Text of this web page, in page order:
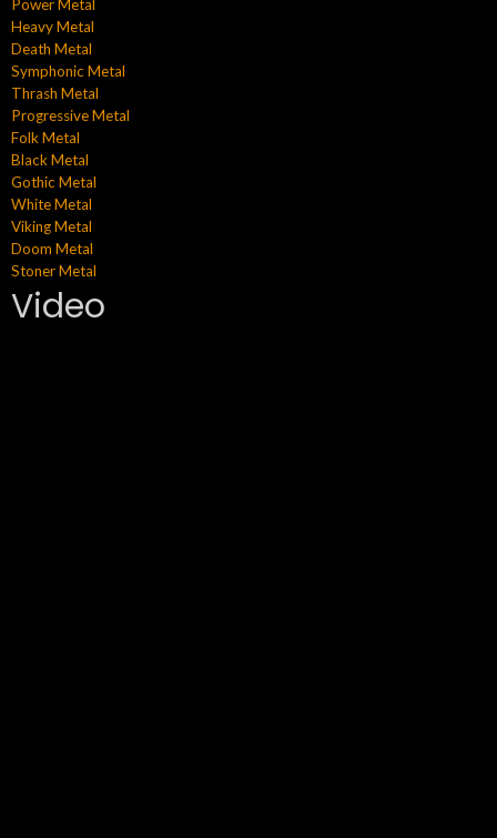
Power Metal
Heavy Metal
Death Metal
Symphonic Metal
Thrash Metal
Progressive Metal
Folk Metal
Black Metal
Gothic Metal
White Metal
Viking Metal
Doom Metal
Stoner Metal
Video